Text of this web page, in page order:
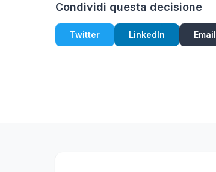
Condividi questa decisione
Twitter LinkedIn Email